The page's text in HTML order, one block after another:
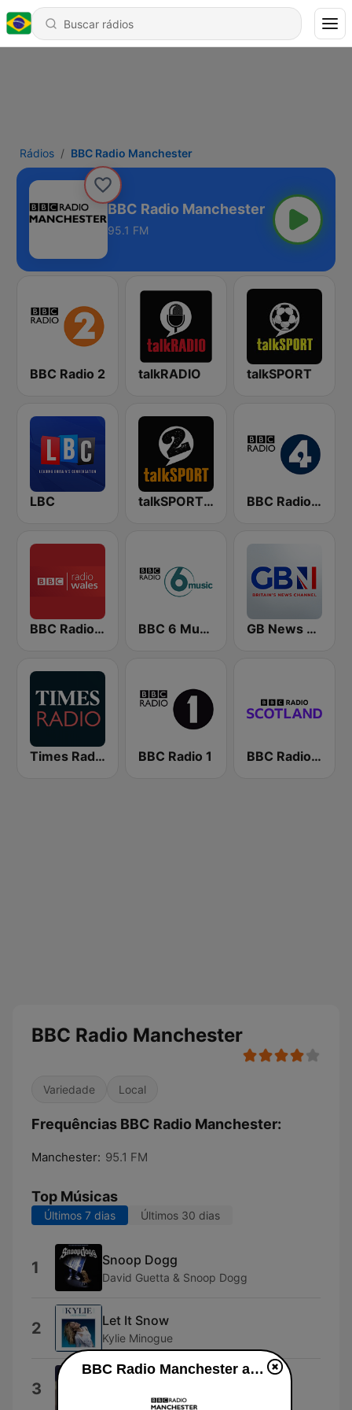
Rádios BBC Radio Manchester
BBC Radio Manchester
95.1 FM
BBC Radio 2 talkRADIO talkSPORT
LBC talkSPORT 2 BBC Radio 4
BBC Radio Wales BBC 6 Music GB News Radio
Times Radio BBC Radio 1 BBC Radio Scotland
BBC Radio Manchester
Variedade Local
Frequências BBC Radio Manchester:
Manchester: 95.1 FM
Top Músicas
Últimos 7 dias Últimos 30 dias
1 Snoop Dogg
David Guetta & Snoop Dogg
2 Let It Snow
Kylie Minogue
3 Taylor Swift
BBC Radio Manchester ao vivo